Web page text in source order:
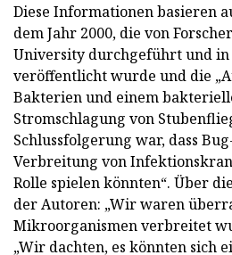
Diese Informationen basieren
dem Jahr 2000, die von
University durchgeführt und
veröffentlicht wurde und die
Bakterien und einem
Stromschlagung von
Schlussfolgerung war, dass
Verbreitung von
Rolle spielen könnten“. Über
der Autoren: „Wir waren
Mikroorganismen verbreitet
„Wir dachten, es könnten sich